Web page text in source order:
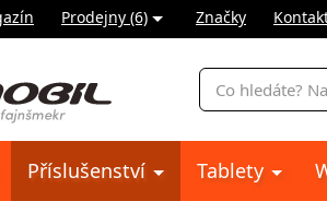
Prodejny (6) Značky
Vyhledávání
Příslušenství Tablety